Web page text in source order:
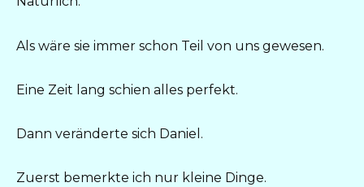
Als wäre sie immer schon Teil von uns gewesen.
Eine Zeit lang schien alles perfekt.
Dann veränderte sich Daniel.
Zuerst bemerkte ich nur kleine Dinge.